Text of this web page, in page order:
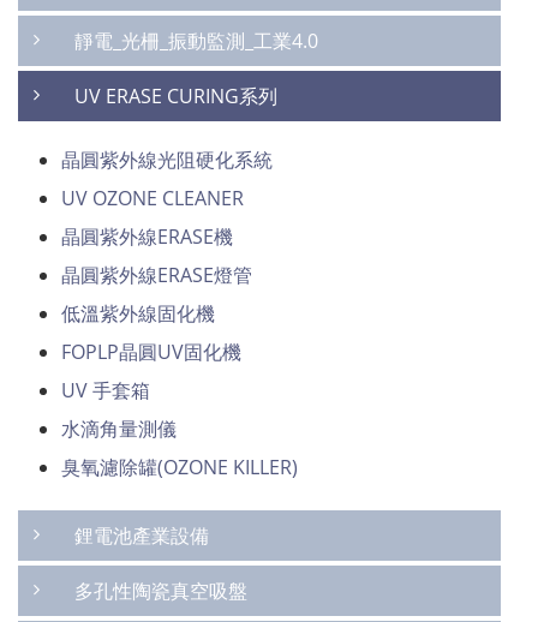
靜電_光柵_振動監測_工業4.0
UV ERASE CURING系列
晶圓紫外線光阻硬化系統
UV OZONE CLEANER
晶圓紫外線ERASE機
晶圓紫外線ERASE燈管
低溫紫外線固化機
FOPLP晶圓UV固化機
UV 手套箱
水滴角量測儀
臭氧濾除罐(OZONE KILLER)
鋰電池產業設備
多孔性陶瓷真空吸盤